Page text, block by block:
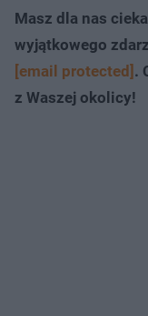
Masz dla nas
wyjątkowego
[email protected] .
z Waszej okolicy!